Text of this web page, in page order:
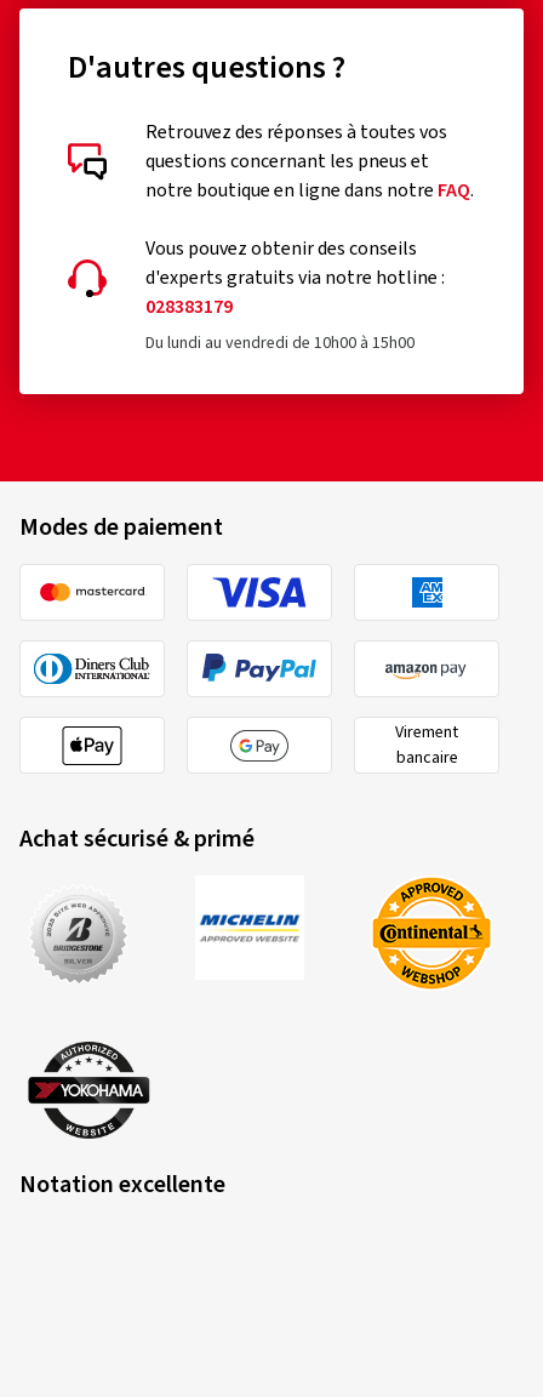
D'autres questions ?
Retrouvez des réponses à toutes vos
questions concernant les pneus et
notre boutique en ligne dans notre FAQ.
Vous pouvez obtenir des conseils
d'experts gratuits via notre hotline :
028383179
Du lundi au vendredi de 10h00 à 15h00
Modes de paiement
Virement
bancaire
Achat sécurisé & primé
Notation excellente